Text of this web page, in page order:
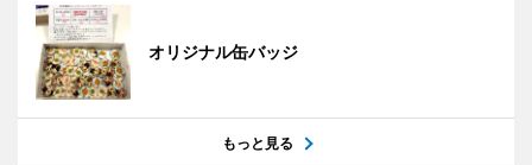
オリジナル缶バッジ
もっと見る